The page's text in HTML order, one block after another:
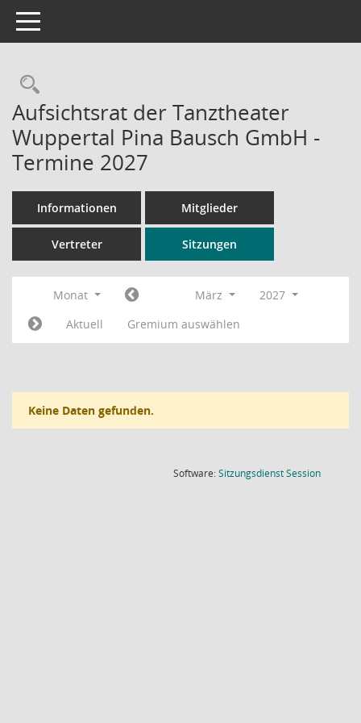
Toggle navigation
Rechercheauswahl
Aufsichtsrat der Tanztheater
Wuppertal Pina Bausch GmbH -
Termine 2027
Informationen Mitglieder
Vertreter Sitzungen
Monat März
2027
Aktuell
Gremium auswählen
Keine Daten gefunden.
Software:SitzungsdienstSession(Wird in